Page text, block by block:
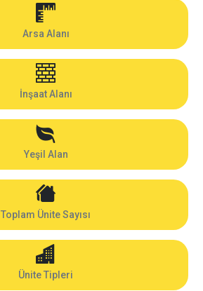
Arsa Alanı
İnşaat Alanı
Yeşil Alan
Toplam Ünite Sayısı
Ünite Tipleri